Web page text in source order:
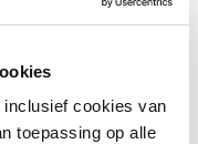
cookies van
toepassing op alle